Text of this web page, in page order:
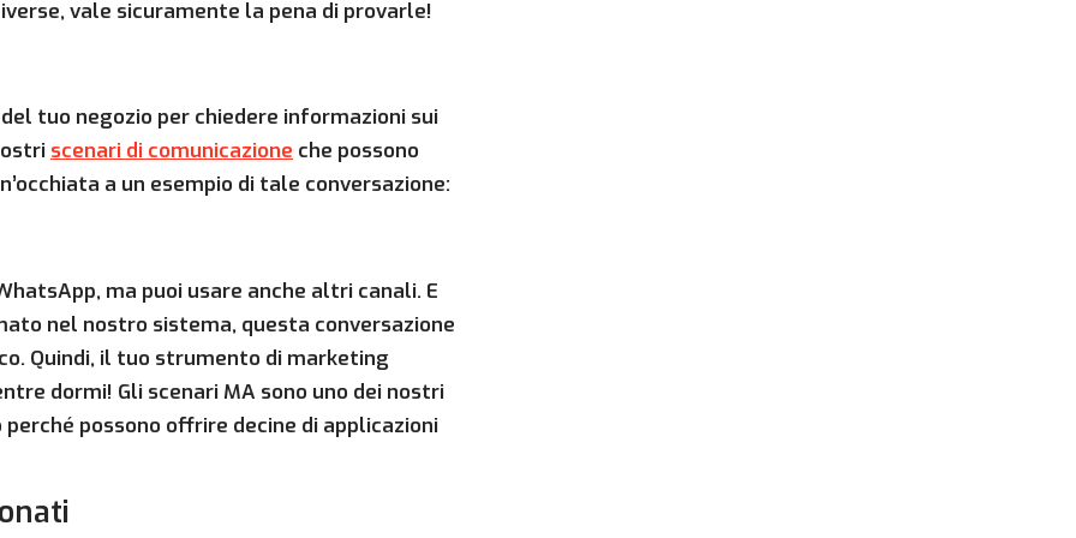
vale sicuramente la pena di provarle!
tuo negozio per chiedere informazioni sui
scenari di comunicazione che possono
a un esempio di tale conversazione:
ma puoi usare anche altri canali. E
nel nostro sistema, questa conversazione
Quindi, il tuo strumento di marketing
dormi! Gli scenari MA sono uno dei nostri
possono offrire decine di applicazioni